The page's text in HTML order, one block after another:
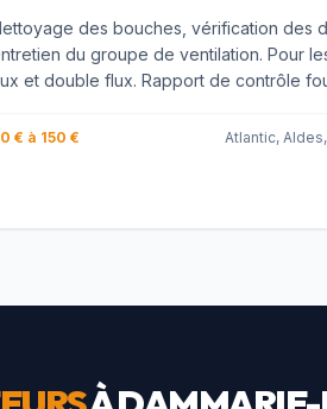
des bouches, vérification des
du groupe de ventilation. Pour
et double flux. Rapport de contrôle
€ à 150 € Atlantic,